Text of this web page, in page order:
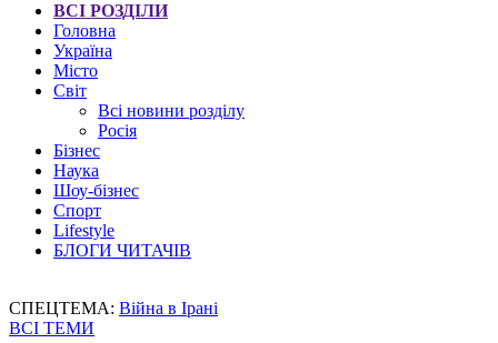
ВСІ РОЗДІЛИ
Головна
Україна
Місто
Світ
Всі новини розділу
Росія
Бізнес
Наука
Шоу-бізнес
Спорт
Lifestyle
БЛОГИ ЧИТАЧІВ
СПЕЦТЕМА: Війна в Ірані
ВСІ ТЕМИ